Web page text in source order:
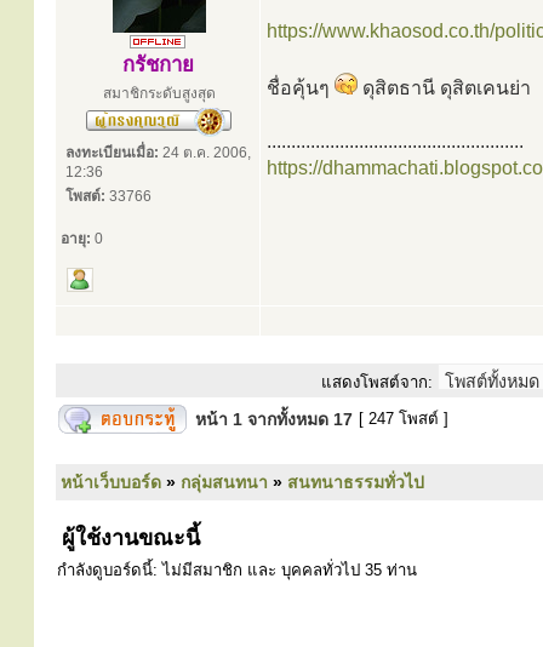
กรัชกาย
สมาชิกระดับสูงสุด
ลงทะเบียนเมื่อ: 24 ต.ค. 2006,
12:36
โพสต์: 33766
อายุ: 0
https://www.khaosod.co.th/
ชื่อคุ้นๆ ดุสิตธานี ดุสิตเคนย่า
.....................................................
https://
แสดงโพสต์จาก:
หน้า 1 จากทั้งหมด 17 [ 247 โพสต์ ]
หน้าเว็บบอร์ด » กลุ่มสนทนา » สนทนาธรรมทั่วไป
ผู้ใช้งานขณะนี้
กำลังดูบอร์ดนี้: ไม่มีสมาชิก และ บุคคลทั่วไป 35 ท่าน